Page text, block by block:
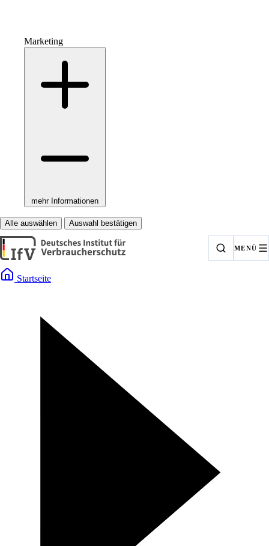
Marketing
mehr Informationen
Alle auswählen Auswahl bestätigen
MENÜ
Startseite